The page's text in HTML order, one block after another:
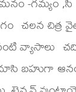
చలన చిత్ర
వ్యాసాలు
బహుగా